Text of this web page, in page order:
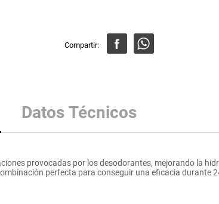
Datos Técnicos
provocadas por los desodorantes, mejorando la
perfecta para conseguir una eficacia durante